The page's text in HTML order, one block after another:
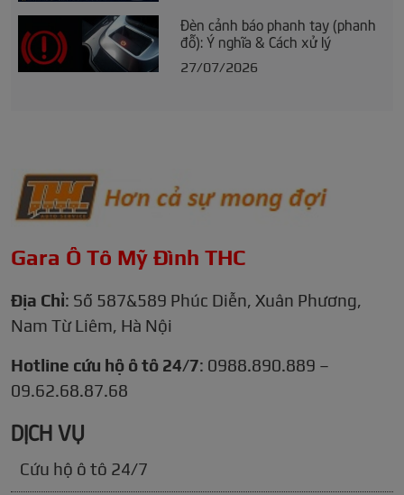
Đèn cảnh báo phanh tay (phanh
đỗ): Ý nghĩa & Cách xử lý
27/07/2026
Gara Ô Tô Mỹ Đình THC
Địa Chỉ: Số 587&589 Phúc Diễn, Xuân Phương,
Nam Từ Liêm, Hà Nội
Hotline cứu hộ ô tô 24/7: 0988.890.889 –
09.62.68.87.68
DỊCH VỤ
Cứu hộ ô tô 24/7